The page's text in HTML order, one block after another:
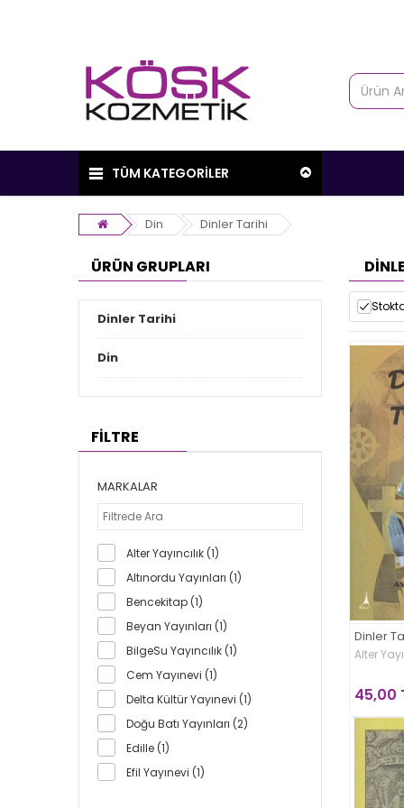
TÜM KATEGORİLER
Din Dinler Tarihi
ÜRÜN GRUPLARI
Dinler Tarihi
Din
FİLTRE
MARKALAR
Alter Yayıncılık (1)
Altınordu Yayınları (1)
Bencekitap (1)
Beyan Yayınları (1)
BilgeSu Yayıncılık (1)
Cem Yayınevi (1)
Delta Kültür Yayınevi (1)
Doğu Batı Yayınları (2)
Edille (1)
Efil Yayınevi (1)
Dinler
Alter
45,00